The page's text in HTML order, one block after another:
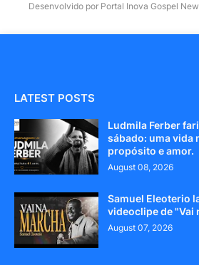
Desenvolvido por Portal Inova Gospel
LATEST POSTS
Ludmila Ferber
sábado: uma vida
propósito e amor.
August 08, 2026
Samuel Eleoterio
videoclipe de "Vai
August 07, 2026